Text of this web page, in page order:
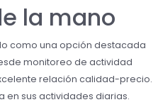
la mano
como una opción destacada
monitoreo de actividad
relación calidad-precio.
en sus actividades diarias.